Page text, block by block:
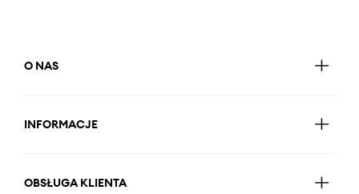
O NAS
INFORMACJE
OBSŁUGA KLIENTA